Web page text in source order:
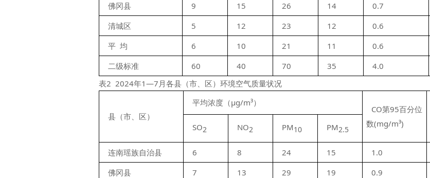
佛冈县
9 15 26 14 0.7
清城区
5 12 23 12 0.6
平  均
6 10 21 11 0.6
二级标准
60 40 70 35 4.0
表2 2024年1—7月各县（市、区）环境空气质量状况
县（市、区）
平均浓度（μg/m³）
CO第95百分位
数(mg/m³)
SO2 NO2 PM10 PM2.5
连南瑶族自治县 6 8 24 15 1.0
佛冈县
7 13 29 19 0.9